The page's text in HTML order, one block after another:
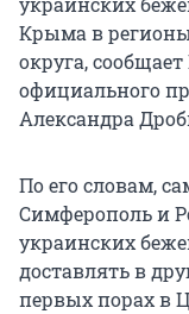
Крыма в
округа,
официального
Александра
По его словам,
Симферополь и
украинских
доставлять в
первых порах в